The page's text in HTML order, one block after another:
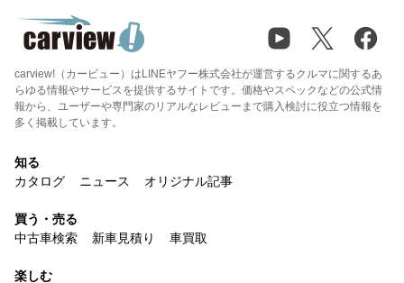
carview!（カービュー）はLINEヤフー株式会社が運営するクルマに関するあ
らゆる情報やサービスを提供するサイトです。価格やスペックなどの公式情
報から、ユーザーや専門家のリアルなレビューまで購入検討に役立つ情報を
多く掲載しています。
知る
カタログ
ニュース オリジナル記事
買う・売る
中古車検索
新車見積り 車買取
楽しむ